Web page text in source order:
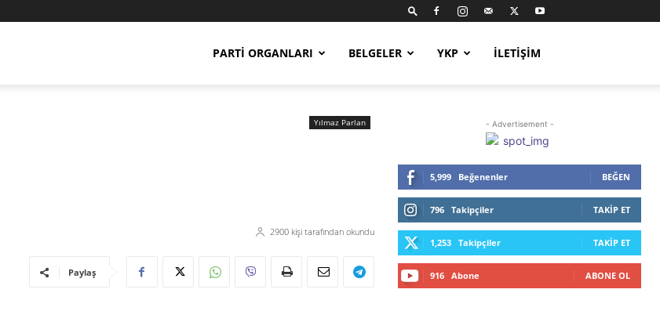
PARTI ORGANLARI BELGELER YKP İLETIŞIM
Yılmaz Parlan
2900kişi tarafından okundu
Paylaş
- Advertisement -
5,999 Beğenenler BEĞEN
796 Takipçiler TAKIP ET
1,253 Takipçiler TAKIP ET
916 Abone ABONE OL